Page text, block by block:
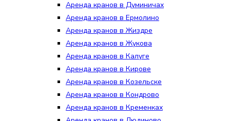
Аренда кранов в Думиничах
Аренда кранов в Ермолино
Аренда кранов в Жиздре
Аренда кранов в Жукова
Аренда кранов в Калуге
Аренда кранов в Кирове
Аренда кранов в Козельске
Аренда кранов в Кондрово
Аренда кранов в Кременках